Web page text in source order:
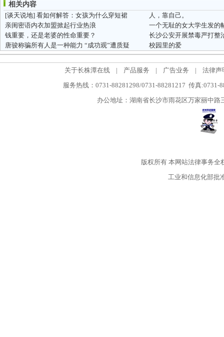
相关内容
[谈天说地] 看如何解答：女孩为什么穿短裙
人，靠自己。
亲闺密语内衣加盟掀起行业热浪
钱重要，还是老婆的性命重要？
长沙公安开展禁毒严打整
唐骏称骗所有人是一种能力 “成功观”遭质疑
校园里的爱
关于长株潭在线 | 产品服务 | 广告业务 |
法律声
服务热线：0731-88281298/0731-88281217 传真:0731-
办公地址：湖南省长沙市雨花区万家丽中
版权所有本网站法律事务全
工业和信息化部批